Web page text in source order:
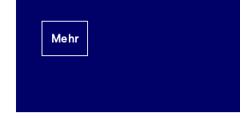
Mehr
Domain